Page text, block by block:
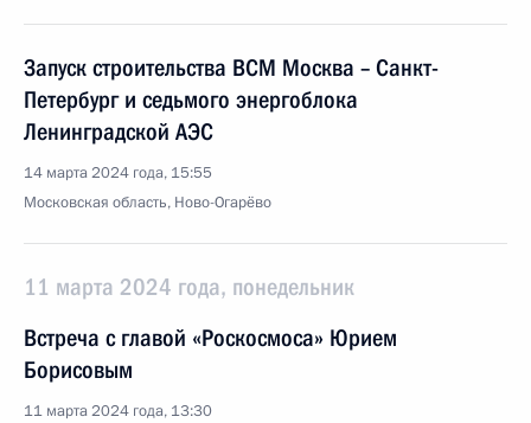
Запуск строительства ВСМ Москва – Санкт-
Петербург и седьмого энергоблока
Ленинградской АЭС
14 марта 2024 года, 15:55
Московская область, Ново-Огарёво
11 марта 2024 года, понедельник
Встреча с главой «Роскосмоса» Юрием
Борисовым
11 марта 2024 года, 13:30